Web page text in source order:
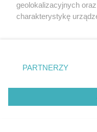
geolokalizacyjnych
charakterystykę
zmienić/wycofać
znajdujący się w
rodzaje przetwarzania
użytkownika, ale masz
przetwarzaniu.
PARTNERZY